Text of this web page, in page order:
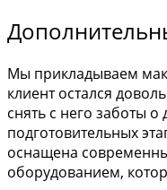
Мы прикладываем
клиент остался
снять с него заботы о
подготовительных
оснащена
оборудованием,